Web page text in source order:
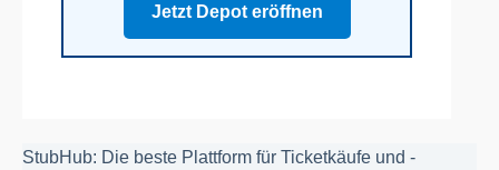
Jetzt Depot eröffnen
StubHub: Die beste Plattform für Ticketkäufe und -